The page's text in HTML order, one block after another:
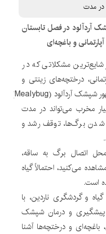
در مدت
آردآلود در فصل تابستان
و باغچه‌ای
شایع‌ترین مشکلاتی که در
درختچه‌های زینتی و
گیاهان باغچه‌ای رخ می‌دهد، ظهور شپشک آردآلود (Mealybug)
مخرب می‌تواند در مدت
شدن برگ‌ها، توقف رشد و
اتصال برگ به ساقه،
می‌کنید، احتمالاً گیاه
است.
و گردشگری ناردین، با
پیشگیری و درمان شپشک
باغچه‌ای و درختچه‌ها آشنا